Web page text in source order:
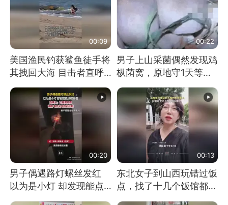
00:09
美国渔民钓获鲨鱼徒手将
其拽回大海 目击者直呼
震惊 （视频来源：参考
消息）
00:22
男子上山采菌偶然发现鸡
枞菌窝，原地守1天等它
长大：挖了140多朵
00:20
男子偶遇路灯螺丝发红
以为是小灯 却发现能点
燃香烟 当事人：已报警
00:13
东北女子到山西玩错过饭
点，找了十几个饭馆都没
开门：午休到几点